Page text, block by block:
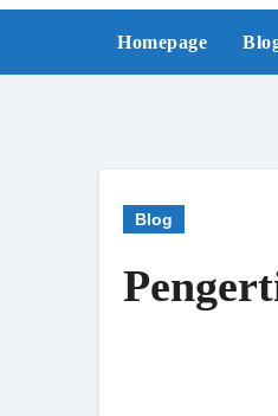
Skip
content
Homepage
Blog